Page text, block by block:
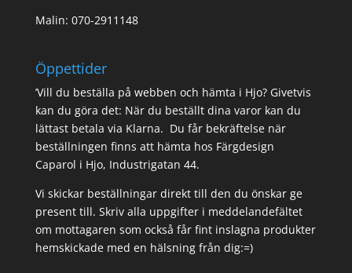
Malin: 070-2911148
Öppettider
’Vill du beställa på webben och hämta i Hjo? Givetvis
kan du göra det: När du beställt dina varor kan du
lättast betala via Klarna. Du får bekräftelse när
beställningen finns att hämta hos Färgdesign
Caparol i Hjo, Industrigatan 44.
Vi skickar beställningar direkt till den du önskar ge
present till. Skriv alla uppgifter i meddelandefältet
om mottagaren som också får fint inslagna produkter
hemskickade med en hälsning från dig:=)